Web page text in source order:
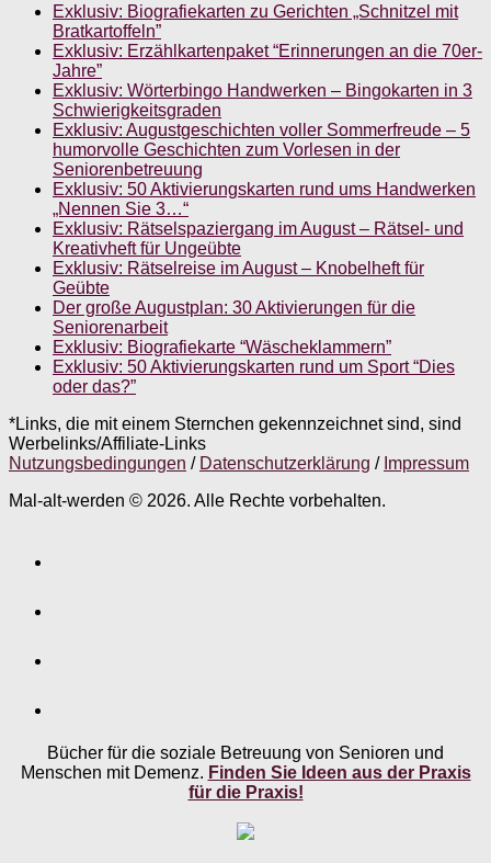
Exklusiv: Biografiekarten zu Gerichten „Schnitzel mit
Bratkartoffeln”
Exklusiv: Erzählkartenpaket “Erinnerungen an die 70er-
Jahre”
Exklusiv: Wörterbingo Handwerken – Bingokarten in 3
Schwierigkeitsgraden
Exklusiv: Augustgeschichten voller Sommerfreude – 5
humorvolle Geschichten zum Vorlesen in der
Seniorenbetreuung
Exklusiv: 50 Aktivierungskarten rund ums Handwerken
„Nennen Sie 3…“
Exklusiv: Rätselspaziergang im August – Rätsel- und
Kreativheft für Ungeübte
Exklusiv: Rätselreise im August – Knobelheft für
Geübte
Der große Augustplan: 30 Aktivierungen für die
Seniorenarbeit
Exklusiv: Biografiekarte “Wäscheklammern”
Exklusiv: 50 Aktivierungskarten rund um Sport “Dies
oder das?”
*Links, die mit einem Sternchen gekennzeichnet sind, sind
Werbelinks/Affiliate-Links
Nutzungsbedingungen / Datenschutzerklärung / Impressum
Mal-alt-werden © 2026. Alle Rechte vorbehalten.
Bücher für die soziale Betreuung von Senioren und
Menschen mit Demenz. Finden Sie Ideen aus der Praxis
für die Praxis!